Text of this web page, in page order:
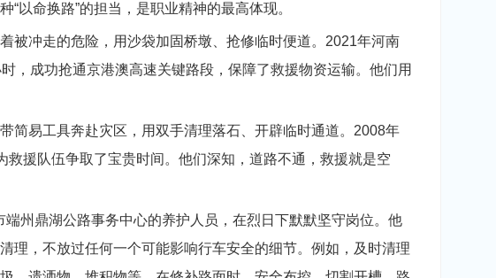
以命换路”的担当，是职业精神的最高体现。
冲走的危险，用沙袋加固桥墩、抢修临时便道。2021年河南
，成功抢通京港澳高速关键路段，保障了救援物资运输。他们用
易工具奔赴灾区，用双手清理落石、开辟临时通道。2008年
救援队伍争取了宝贵时间。他们深知，道路不通，救援就是空
州鼎湖公路事务中心的养护人员，在烈日下默默坚守岗位。他
理，不放过任何一个可能影响行车安全的细节。例如，及时清理